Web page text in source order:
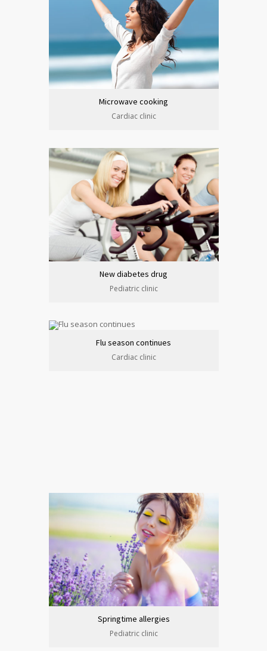
Microwave cooking
Cardiac clinic
New diabetes drug
Pediatric clinic
Flu season continues
Cardiac clinic
Springtime allergies
Pediatric clinic